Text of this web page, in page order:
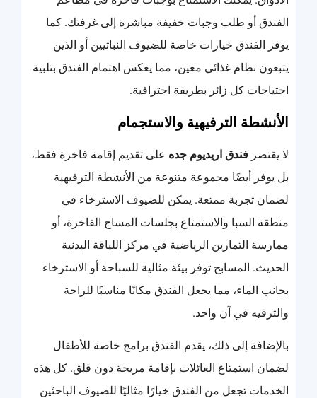
الفندق أو طلب وجبات خفيفة مباشرة إلى غرفتك. كما
يوفر الفندق خيارات خاصة للضيوف النباتيين أو الذين
يتبعون نظام غذائي معين، مما يعكس اهتمام الفندق بتلبية
احتياجات كل زائر بطريقة احترافية.
الأنشطة الترفيهية والاستجمام
لا يقتصر فندق اريديوم جده على تقديم إقامة فاخرة فقط،
بل يوفر أيضًا مجموعة متنوعة من الأنشطة الترفيهية
لضمان تجربة ممتعة. يمكن للضيوف الاسترخاء في
منطقة السبا والاستمتاع بجلسات المساج الفاخرة، أو
ممارسة التمارين الرياضية في مركز اللياقة البدنية
الحديث. المسابح توفر بيئة مثالية للسباحة أو الاسترخاء
بجانب الماء، مما يجعل الفندق مكانًا مناسبًا للراحة
والترفيه في آن واحد.
بالإضافة إلى ذلك، يقدم الفندق برامج خاصة للأطفال
لضمان استمتاع العائلات بإقامة مريحة دون قلق. كل هذه
الخدمات تجعل من الفندق خيارًا مثاليًا للضيوف الباحثين